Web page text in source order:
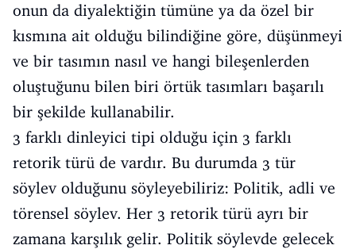
onun da diyalektiğin tümüne ya da özel bir
kısmına ait olduğu bilindiğine göre, düşünmeyi
ve bir tasımın nasıl ve hangi bileşenlerden
oluştuğunu bilen biri örtük tasımları başarılı
bir şekilde kullanabilir.
3 farklı dinleyici tipi olduğu için 3 farklı
retorik türü de vardır. Bu durumda 3 tür
söylev olduğunu söyleyebiliriz: Politik, adli ve
törensel söylev. Her 3 retorik türü ayrı bir
zamana karşılık gelir. Politik söylevde gelecek